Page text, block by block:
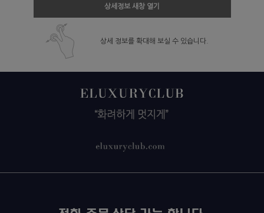
상세정보 새창 열기
상세 정보를 확대해 보실 수 있습니다.